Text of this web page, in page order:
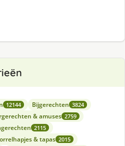
12144 Bijgerechten 3824
& amuses 2759
2115
& tapas 2015